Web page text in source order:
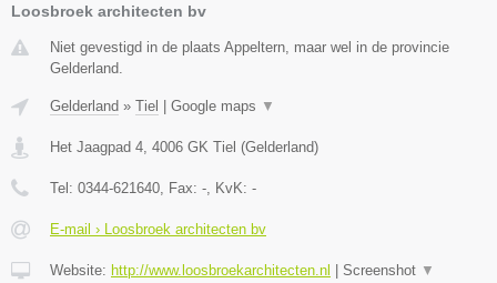
Loosbroek architecten bv
Niet gevestigd in de plaats Appeltern, maar wel in de provincie
Gelderland.
Gelderland » Tiel | Google maps ▼
Het Jaagpad 4 4006 GK Tiel (Gelderland)
Tel: 0344-621640 , Fax: - , KvK: -
E-mail › Loosbroek architecten bv
Website: http://www.loosbroekarchitecten.nl | Screenshot ▼